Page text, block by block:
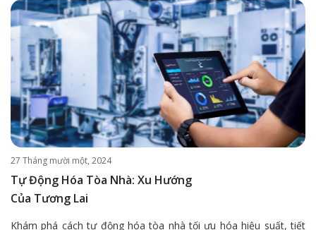
27 Tháng mười một, 2024
Tự Động Hóa Tòa Nhà: Xu Hướng
Của Tương Lai
Khám phá cách tự động hóa tòa nhà tối ưu hóa hiệu suất, tiết